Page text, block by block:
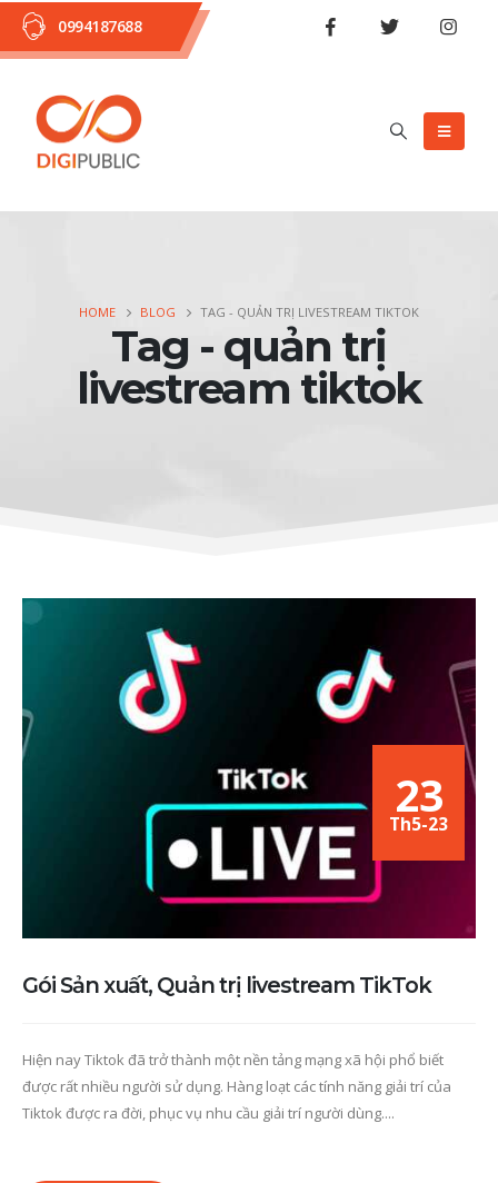
0994187688
HOME BLOG TAG - QUẢN TRỊ LIVESTREAM TIKTOK
Tag - quản trị
livestream tiktok
23
Th5-23
Gói Sản xuất, Quản trị livestream TikTok
Hiện nay Tiktok đã trở thành một nền tảng mạng xã hội phổ biết
được rất nhiều người sử dụng. Hàng loạt các tính năng giải trí của
Tiktok được ra đời, phục vụ nhu cầu giải trí người dùng....